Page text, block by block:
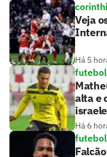
Veja
Há 5
alta e
Há 6